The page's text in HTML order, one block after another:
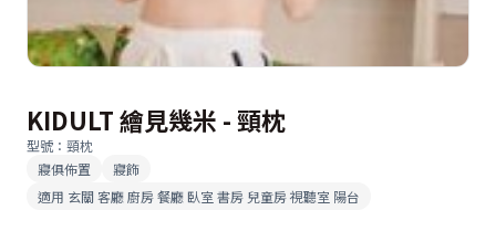
KIDULT 繪見幾米 - 頸枕
型號 ： 頸枕
寢俱佈置
寢飾
適用 玄關 客廳 廚房 餐廳 臥室 書房 兒童房 視聽室 陽台